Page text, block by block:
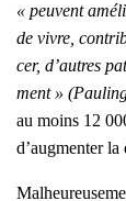
« peuvent
de vivre,
cer, d’autres
ment »
au moins 12
d’augmenter